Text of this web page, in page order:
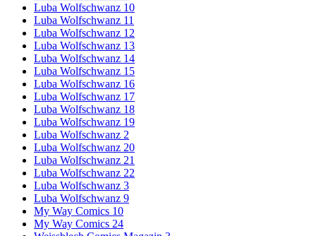
Luba Wolfschwanz 10
Luba Wolfschwanz 11
Luba Wolfschwanz 12
Luba Wolfschwanz 13
Luba Wolfschwanz 14
Luba Wolfschwanz 15
Luba Wolfschwanz 16
Luba Wolfschwanz 17
Luba Wolfschwanz 18
Luba Wolfschwanz 19
Luba Wolfschwanz 2
Luba Wolfschwanz 20
Luba Wolfschwanz 21
Luba Wolfschwanz 22
Luba Wolfschwanz 3
Luba Wolfschwanz 9
My Way Comics 10
My Way Comics 24